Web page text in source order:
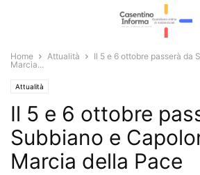
Home Attualità
Il 5 e 6 ottobre passerà da
Marcia...
Attualità
Il 5 e 6 ottobre
Subbiano e
Marcia della Pace